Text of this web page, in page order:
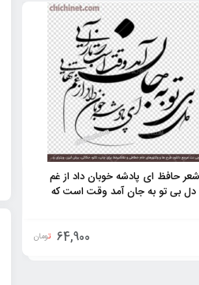
حافظ ای پادشه خوبان داد از غم
دل بی تو به جان آمد وقت است که
64,900 تومان